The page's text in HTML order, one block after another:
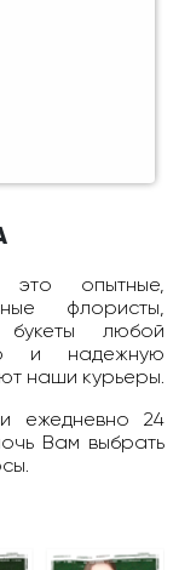
опытные,
флористы,
любой
и надежную
наши курьеры.
ежедневно 24
Вам выбрать